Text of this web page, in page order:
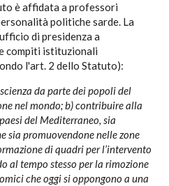
è affidata a professori
politiche sarde. La
di presidenza a
compiti istituzionali
l'art. 2 dello Statuto):
da parte dei popoli del
nel mondo; b) contribuire alla
del Mediterraneo, sia
sia promuovendone nelle zone
di quadri per l’intervento
al tempo stesso per la rimozione
che oggi si oppongono a una